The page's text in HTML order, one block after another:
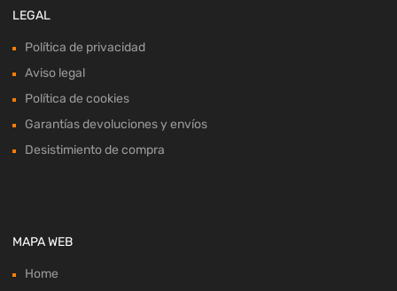
LEGAL
Política de privacidad
Aviso legal
Política de cookies
Garantías devoluciones y envíos
Desistimiento de compra
MAPA WEB
Home